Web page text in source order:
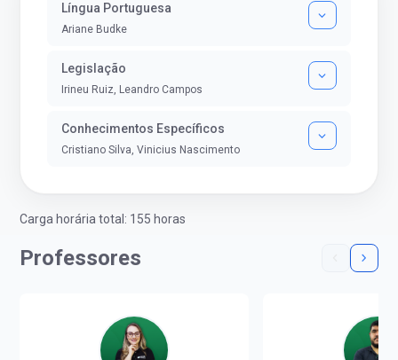
Língua Portuguesa
Ariane Budke
Legislação
Irineu Ruiz, Leandro Campos
Conhecimentos Específicos
Cristiano Silva, Vinicius Nascimento
Carga horária total: 155 horas
Professores